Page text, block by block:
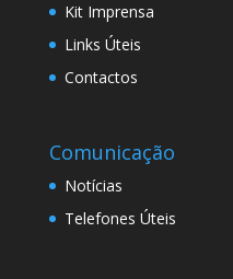
Kit Imprensa
Links Úteis
Contactos
Comunicação
Notícias
Telefones Úteis